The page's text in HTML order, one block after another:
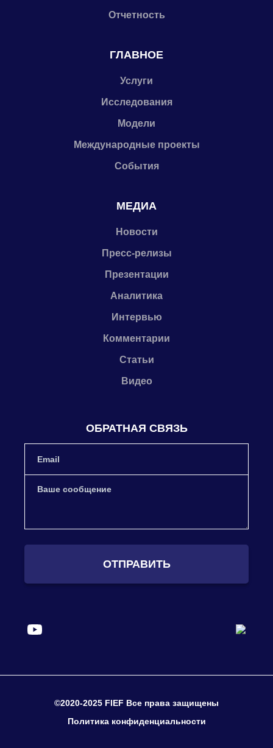
Отчетность
ГЛАВНОЕ
Услуги
Исследования
Модели
Международные проекты
События
МЕДИА
Новости
Пресс-релизы
Презентации
Аналитика
Интервью
Комментарии
Статьи
Видео
ОБРАТНАЯ СВЯЗЬ
ОТПРАВИТЬ
©2020-2025 FIEF Все права защищены
Политика конфиденциальности